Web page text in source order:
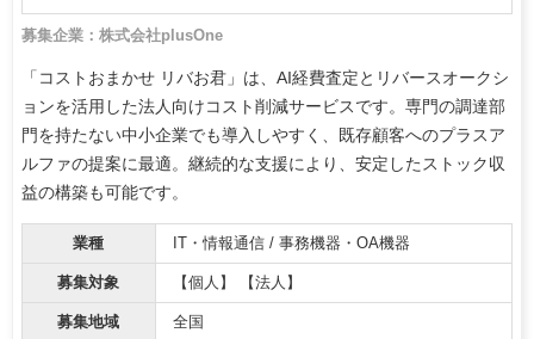
募集企業：株式会社plusOne
「コストおまかせ リバお君」は、AI経費査定とリバースオークシ
ョンを活用した法人向けコスト削減サービスです。専門の調達部
門を持たない中小企業でも導入しやすく、既存顧客へのプラスア
ルファの提案に最適。継続的な支援により、安定したストック収
益の構築も可能です。
業種 IT・情報通信 / 事務機器・OA機器
募集対象 【個人】 【法人】
募集地域 全国